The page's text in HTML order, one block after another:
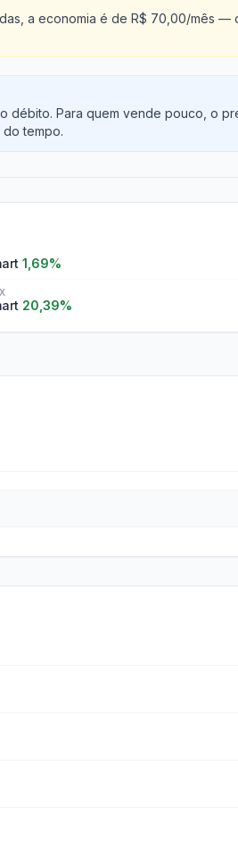
a economia é de R$ 70,00/mês
débito. Para quem vende pouco, o
tempo.
1,69%
20,39%